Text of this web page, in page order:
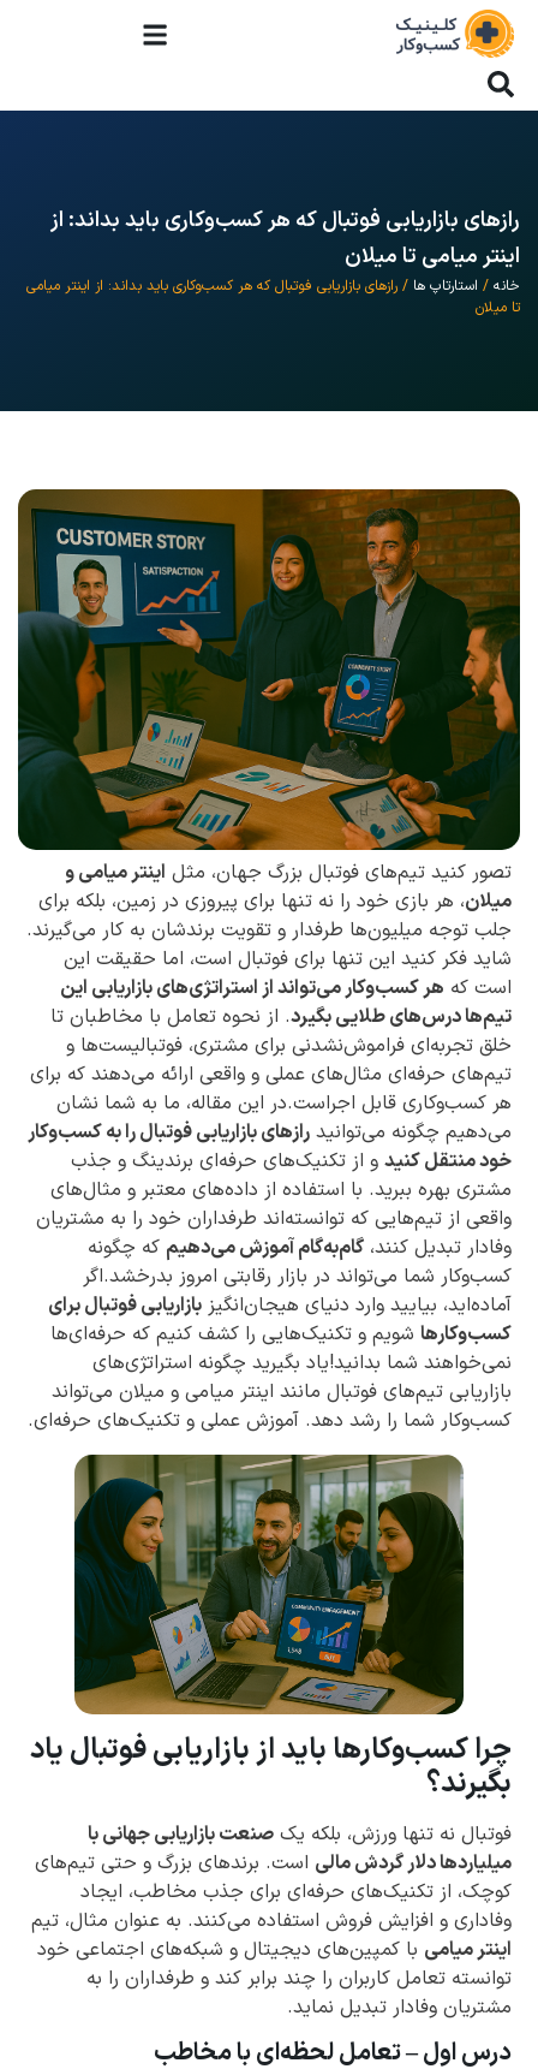
رازهای بازاریابی فوتبال که هر کسب‌وکاری باید بداند: از
اینتر میامی تا میلان
خانه / استارتاپ ها / رازهای بازاریابی فوتبال که هر کسب‌وکاری باید بداند: از اینتر میامی
تا میلان
تصور کنید تیم‌های فوتبال بزرگ جهان، مثل اینتر میامی و
میلان، هر بازی خود را نه تنها برای پیروزی در زمین، بلکه برای
جلب توجه میلیون‌ها طرفدار و تقویت برندشان به کار می‌گیرند.
شاید فکر کنید این تنها برای فوتبال است، اما حقیقت این
است که هر کسب‌وکار می‌تواند از استراتژی‌های بازاریابی این
تیم‌ها درس‌های طلایی بگیرد. از نحوه تعامل با مخاطبان تا
خلق تجربه‌ای فراموش‌نشدنی برای مشتری، فوتبالیست‌ها و
تیم‌های حرفه‌ای مثال‌های عملی و واقعی ارائه می‌دهند که برای
هر کسب‌وکاری قابل اجراست.در این مقاله، ما به شما نشان
می‌دهیم چگونه می‌توانید رازهای بازاریابی فوتبال را به کسب‌وکار
خود منتقل کنید و از تکنیک‌های حرفه‌ای برندینگ و جذب
مشتری بهره ببرید. با استفاده از داده‌های معتبر و مثال‌های
واقعی از تیم‌هایی که توانسته‌اند طرفداران خود را به مشتریان
وفادار تبدیل کنند، گام‌به‌گام آموزش می‌دهیم که چگونه
کسب‌وکار شما می‌تواند در بازار رقابتی امروز بدرخشد.اگر
آماده‌اید، بیایید وارد دنیای هیجان‌انگیز بازاریابی فوتبال برای
کسب‌وکارها شویم و تکنیک‌هایی را کشف کنیم که حرفه‌ای‌ها
نمی‌خواهند شما بدانید!یاد بگیرید چگونه استراتژی‌های
بازاریابی تیم‌های فوتبال مانند اینتر میامی و میلان می‌تواند
کسب‌وکار شما را رشد دهد. آموزش عملی و تکنیک‌های حرفه‌ای.
چرا کسب‌وکارها باید از بازاریابی فوتبال یاد
بگیرند؟
فوتبال نه تنها ورزش، بلکه یک صنعت بازاریابی جهانی با
میلیاردها دلار گردش مالی است. برندهای بزرگ و حتی تیم‌های
کوچک، از تکنیک‌های حرفه‌ای برای جذب مخاطب، ایجاد
وفاداری و افزایش فروش استفاده می‌کنند. به عنوان مثال، تیم
اینتر میامی با کمپین‌های دیجیتال و شبکه‌های اجتماعی خود
توانسته تعامل کاربران را چند برابر کند و طرفداران را به
مشتریان وفادار تبدیل نماید.
درس اول – تعامل لحظه‌ای با مخاطب